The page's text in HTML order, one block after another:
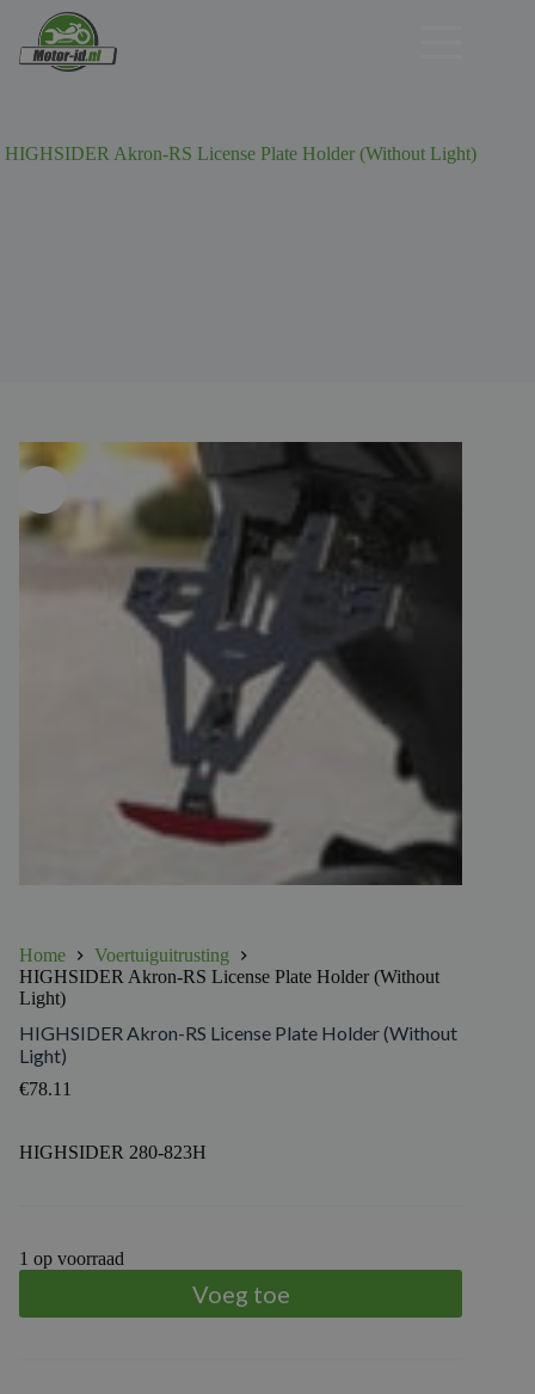
HIGHSIDER Akron-RS License Plate Holder (Without Light)
Home
Voertuiguitrusting
HIGHSIDER Akron-RS License Plate Holder (Without
Light)
HIGHSIDER Akron-RS License Plate Holder (Without
Light)
€78.11
HIGHSIDER 280-823H
1 op voorraad
Voeg toe